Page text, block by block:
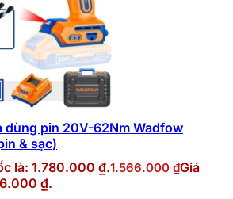
dùng pin 20V-62Nm Wadfow
& sạc)
là: 1.780.000 ₫.1.566.000 ₫Giá
₫.